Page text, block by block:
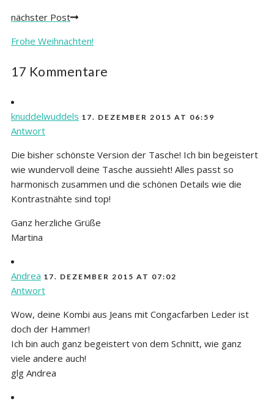
nächster Post
Frohe Weihnachten!
17 Kommentare
knuddelwuddels 17. DEZEMBER 2015 AT 06:59
Antwort
Die bisher schönste Version der Tasche! Ich bin begeistert
wie wundervoll deine Tasche aussieht! Alles passt so
harmonisch zusammen und die schönen Details wie die
Kontrastnähte sind top!
Ganz herzliche Grüße
Martina
Andrea 17. DEZEMBER 2015 AT 07:02
Antwort
Wow, deine Kombi aus Jeans mit Congacfarben Leder ist
doch der Hammer!
Ich bin auch ganz begeistert von dem Schnitt, wie ganz
viele andere auch!
glg Andrea